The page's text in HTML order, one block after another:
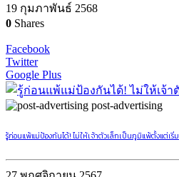
19 กุมภาพันธ์ 2568
0 Shares
Facebook
Twitter
Google Plus
post-advertising
รู้ก่อนแพ้แม่ป้องกันได้! ไม่ให้เจ้าตัวเล็กเป็นภูมิแพ้ตั้งแต่เริ่ม